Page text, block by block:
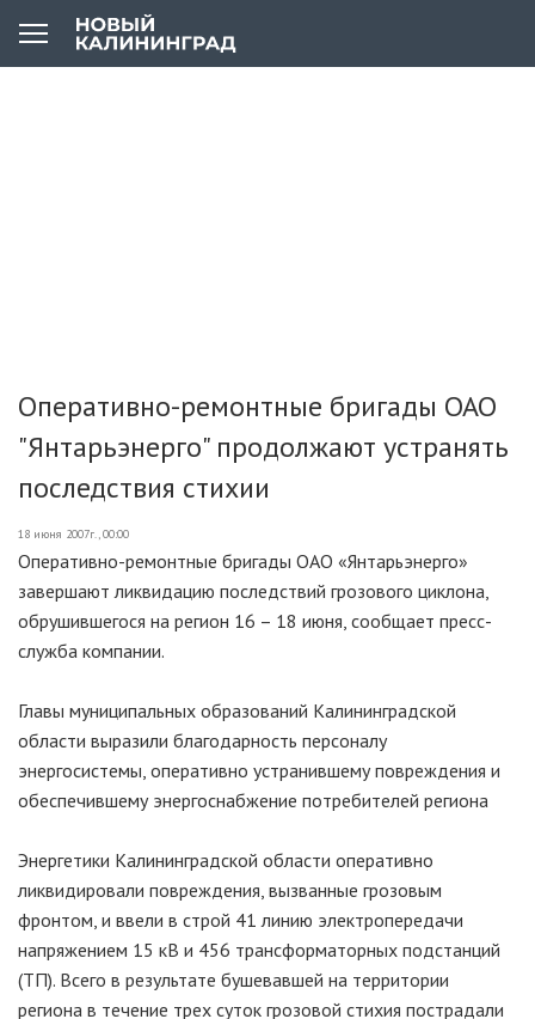
Оперативно-ремонтные бригады ОАО
"Янтарьэнерго" продолжают устранять
последствия стихии
18 июня 2007г., 00:00
Оперативно-ремонтные бригады ОАО «Янтарьэнерго»
завершают ликвидацию последствий грозового циклона,
обрушившегося на регион 16 – 18 июня, сообщает пресс-
служба компании.
Главы муниципальных образований Калининградской
области выразили благодарность персоналу
энергосистемы, оперативно устранившему повреждения и
обеспечившему энергоснабжение потребителей региона
Энергетики Калининградской области оперативно
ликвидировали повреждения, вызванные грозовым
фронтом, и ввели в строй 41 линию электропередачи
напряжением 15 кВ и 456 трансформаторных подстанций
(ТП). Всего в результате бушевавшей на территории
региона в течение трех суток грозовой стихия пострадали